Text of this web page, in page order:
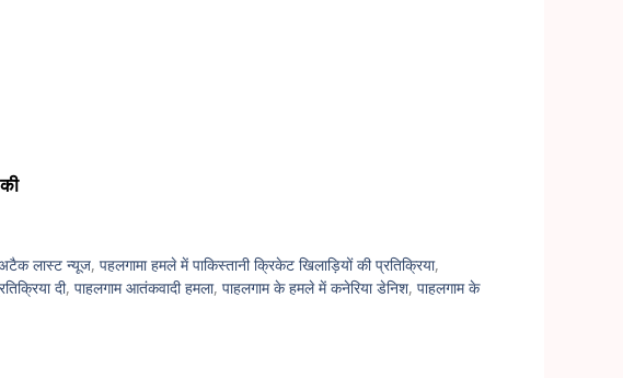
लास्ट न्यूज,पहलगामा हमले में पाकिस्तानी क्रिकेट खिलाड़ियों की प्रतिक्रिया,
दी, पाहलगाम आतंकवादी हमला, पाहलगाम के हमले में कनेरिया डेनिश, पाहलगाम के